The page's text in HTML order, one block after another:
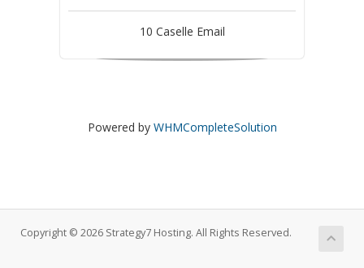
10 Caselle Email
Powered by WHMCompleteSolution
Copyright © 2026 Strategy7 Hosting. All Rights Reserved.